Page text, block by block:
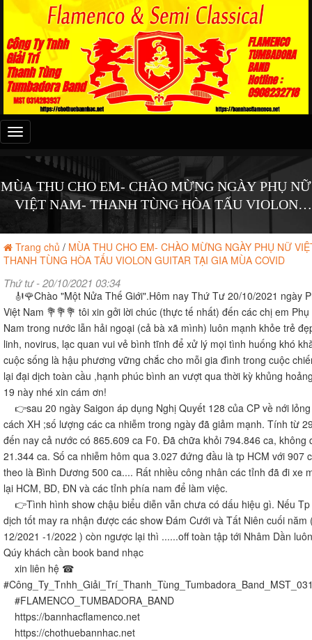
Đây
là
menu
MÙA THU CHO EM- CHÀO MỪNG NGÀY PHỤ NỮ
VIỆT NAM- THANH TÙNG HÒA TẤU VIOLON
GUITAR TẠI GIA MÙA COVID
Trang chủ / MÙA THU CHO EM- CHÀO MỪNG NGÀY PHỤ NỮ
THANH TÙNG HÒA TẤU VIOLON GUITAR TẠI GIA MÙA COVID
Thứ tư - 20/10/2021 03:34
🎻🌹Chào "Một Nửa Thế Giới".Hôm nay Thứ Tư 20/10/2021 ngày
Việt Nam 💐💐💐 tôi xin gởi lời chúc (thực tế nhất) đến các chị em
Nam trong nước lẫn hải ngoại (cả bà xã mình) luôn mạnh khỏe trẻ
linh, novirus, lạc quan vui vẻ bình tĩnh để xử lý mọi tình huống khó
cuộc sống là hậu phương vững chắc cho mỗi gia đình trong cuộc
lại đại dịch toàn cầu ,hạnh phúc bình an vượt qua thời kỳ khủng
19 này nhé xin cám ơn!
👉sau 20 ngày Saigon áp dụng Nghị Quyết 128 của CP về nới
cách XH ;số lượng các ca nhiễm trong ngày đã giảm mạnh. Tính từ
đến nay cả nước có 865.609 ca F0. Đã chữa khỏi 794.846 ca, không
21.344 ca. Số ca nhiễm hôm qua 3.027 đứng đầu là tp HCM với 907
theo là Bình Dương 500 ca.... Rất nhiều công nhân các tỉnh đã đi xe
lại HCM, BD, ĐN và các tỉnh phía nam để làm việc.
👉Tình hình show chậu biểu diễn vẫn chưa có dấu hiệu gì. Nếu Tp
dịch tốt may ra nhận được các show Đám Cưới và Tất Niên cuối năm
12/2021 -1/2022 ) còn ngược lại thì ......off toàn tập tới Nhâm Dần luôn
Qúy khách cần book band nhạc
xin liên hệ ☎
#FLAMENCO_TUMBADORA_BAND​​​​
https://bannhacflamenco.net​​​​
https://chothuebannhac.net​​​​